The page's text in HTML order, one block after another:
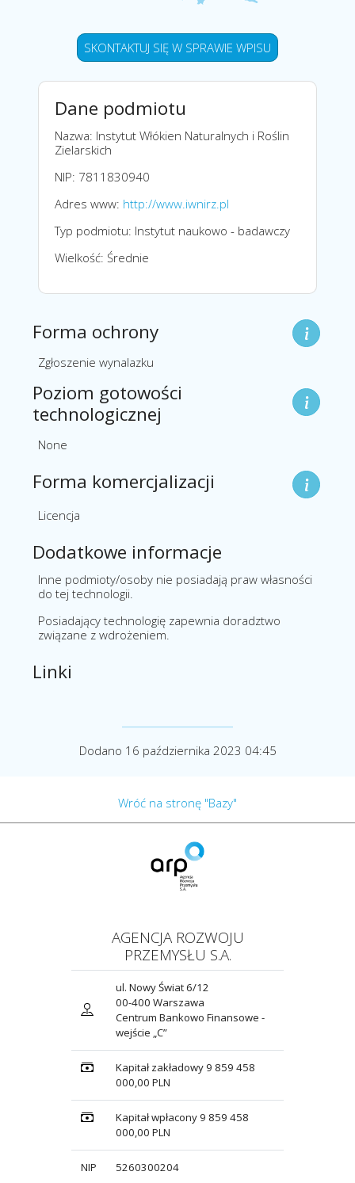
SKONTAKTUJ SIĘ W SPRAWIE WPISU
Dane podmiotu
Nazwa: Instytut Włókien Naturalnych i Roślin
Zielarskich
NIP: 7811830940
Adres www: http://www.iwnirz.pl
Typ podmiotu: Instytut naukowo - badawczy
Wielkość: Średnie
Forma ochrony
Zgłoszenie wynalazku
Poziom gotowości
technologicznej
None
Forma komercjalizacji
Licencja
Dodatkowe informacje
Inne podmioty/osoby nie posiadają praw własności
do tej technologii.
Posiadający technologię zapewnia doradztwo
związane z wdrożeniem.
Linki
Dodano 16 października 2023 04:45
Wróć na stronę "Bazy"
AGENCJA ROZWOJU
PRZEMYSŁU S.A.
ul. Nowy Świat 6/12
00-400 Warszawa
Centrum Bankowo Finansowe -
wejście „C”
Kapitał zakładowy 9 859 458
000,00 PLN
Kapitał wpłacony 9 859 458
000,00 PLN
NIP 5260300204